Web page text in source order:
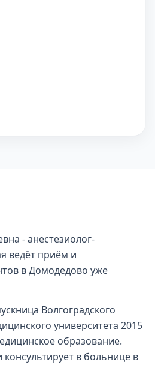
- анестезиолог-
ведёт приём и
в Домодедово уже
Волгоградского
университета 2015
образование.
в больнице в